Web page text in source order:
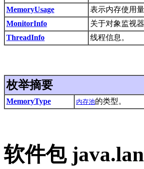
MemoryUsage
表示内存使用
MonitorInfo
关于对象监视
ThreadInfo
线程信息。
枚举摘要
MemoryType 内存池的类型。
软件包